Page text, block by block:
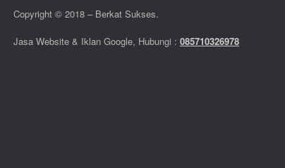
Copyright © 2018 – Berkat Sukses.
Jasa Website & Iklan Google, Hubungi : 085710326978